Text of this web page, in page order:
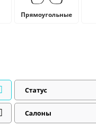
Прямоугольные
Статус
Салоны